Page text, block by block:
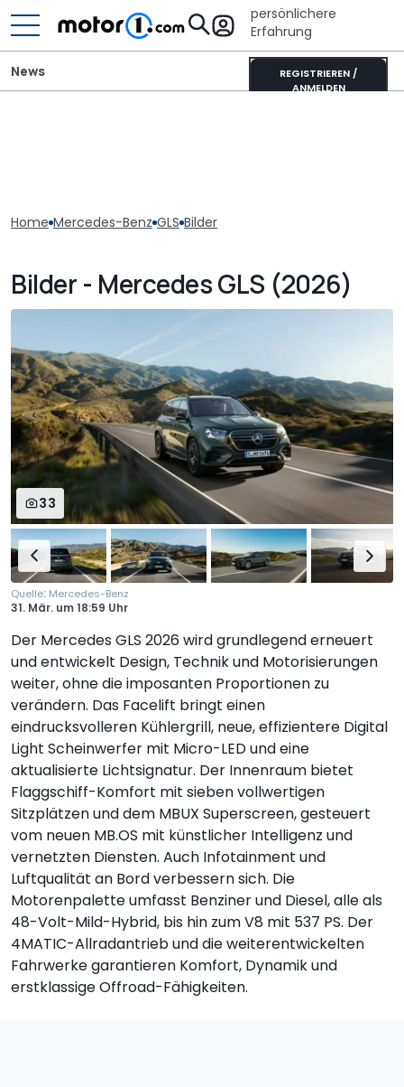
persönlichere
Erfahrung
REGISTRIEREN /
ANMELDEN
News
Home Mercedes-Benz GLS Bilder
Bilder - Mercedes GLS (2026)
33
Quelle: Mercedes-Benz
31. Mär. um18:59 Uhr
Der Mercedes GLS 2026 wird grundlegend erneuert
und entwickelt Design, Technik und Motorisierungen
weiter, ohne die imposanten Proportionen zu
verändern. Das Facelift bringt einen
eindrucksvolleren Kühlergrill, neue, effizientere Digital
Light Scheinwerfer mit Micro-LED und eine
aktualisierte Lichtsignatur. Der Innenraum bietet
Flaggschiff-Komfort mit sieben vollwertigen
Sitzplätzen und dem MBUX Superscreen, gesteuert
vom neuen MB.OS mit künstlicher Intelligenz und
vernetzten Diensten. Auch Infotainment und
Luftqualität an Bord verbessern sich. Die
Motorenpalette umfasst Benziner und Diesel, alle als
48-Volt-Mild-Hybrid, bis hin zum V8 mit 537 PS. Der
4MATIC-Allradantrieb und die weiterentwickelten
Fahrwerke garantieren Komfort, Dynamik und
erstklassige Offroad-Fähigkeiten.